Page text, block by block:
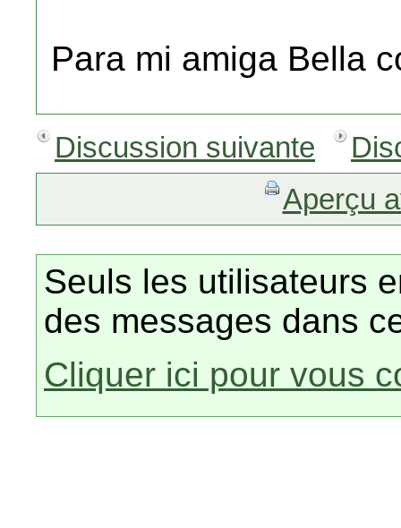
Para mi amiga Bella
Discussion suivante
Aperçu
Seuls les utilisateurs
des messages dans
Cliquer ici pour vous